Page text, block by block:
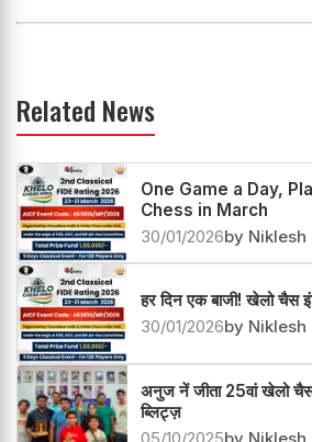
Related News
One Game a Day,
Chess in March
30/01/2026by Niklesh
हर दिन एक बाजी! खेलो चैस
30/01/2026by Niklesh
अनुज नें जीता 25वां खेलो चैस
ब्लिट्ज़
05/10/2025by Niklesh